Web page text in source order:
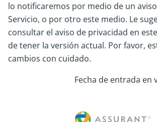
lo notificaremos por medio de un
Servicio, o por otro este medio. Le
consultar el aviso de privacidad en
de tener la versión actual. Por favor,
cambios con cuidado.
Fecha de entrada en